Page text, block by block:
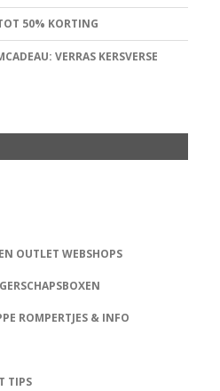
50% KORTING
VERRAS KERSVERSE
OUTLET WEBSHOPS
ROMPERTJES & INFO
TIPS